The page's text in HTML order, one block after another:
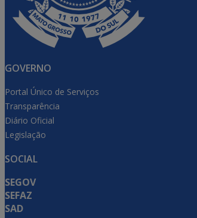
GOVERNO
Portal Único de Serviços
Transparência
Diário Oficial
Legislação
SOCIAL
SEGOV
SEFAZ
SAD